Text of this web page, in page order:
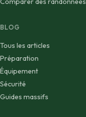
BLOG
Tous les articles
Préparation
Équipement
Sécurité
Guides massifs